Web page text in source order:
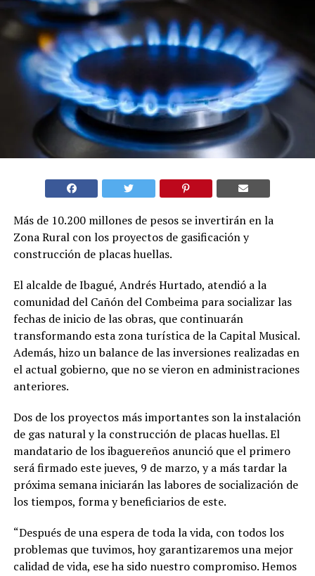
Más de 10.200 millones de pesos se invertirán en la
Zona Rural con los proyectos de gasificación y
construcción de placas huellas.
El alcalde de Ibagué, Andrés Hurtado, atendió a la
comunidad del Cañón del Combeima para socializar las
fechas de inicio de las obras, que continuarán
transformando esta zona turística de la Capital Musical.
Además, hizo un balance de las inversiones realizadas en
el actual gobierno, que no se vieron en administraciones
anteriores.
Dos de los proyectos más importantes son la instalación
de gas natural y la construcción de placas huellas. El
mandatario de los ibaguereños anunció que el primero
será firmado este jueves, 9 de marzo, y a más tardar la
próxima semana iniciarán las labores de socialización de
los tiempos, forma y beneficiarios de este.
“Después de una espera de toda la vida, con todos los
problemas que tuvimos, hoy garantizaremos una mejor
calidad de vida, ese ha sido nuestro compromiso. Hemos